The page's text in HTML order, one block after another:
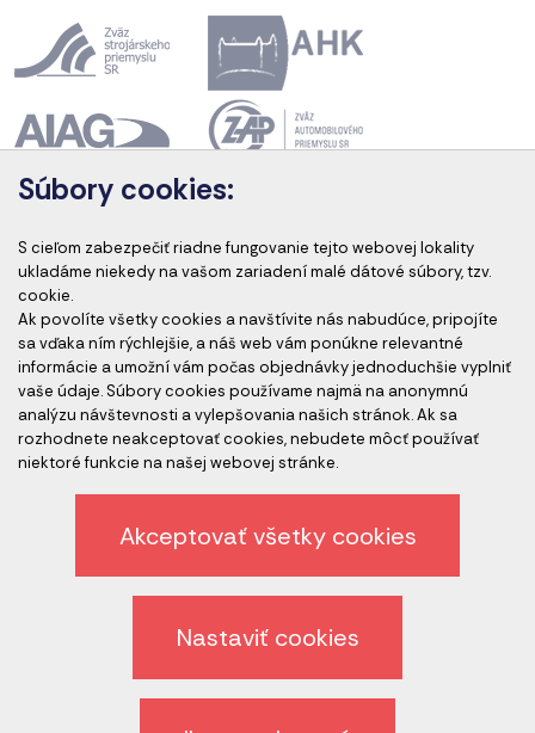
Akreditácia kurzov
Akreditovaní audítori
Etický kódex spoločnosti
Ochrana osobných údajov
Odhlásenie z newslettera
Súbory cookies:
S cieľom zabezpečiť riadne fungovanie tejto webovej lokality
ukladáme niekedy na vašom zariadení malé dátové súbory, tzv.
cookie.
Ak povolíte všetky cookies a navštívite nás nabudúce, pripojíte
sa vďaka ním rýchlejšie, a náš web vám ponúkne relevantné
informácie a umožní vám počas objednávky jednoduchšie vyplniť
vaše údaje. Súbory cookies používame najmä na anonymnú
analýzu návštevnosti a vylepšovania našich stránok. Ak sa
rozhodnete neakceptovať cookies, nebudete môcť používať
niektoré funkcie na našej webovej stránke.
Akceptovať všetky cookies
Nastaviť cookies